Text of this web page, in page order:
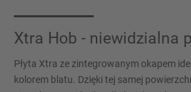
Xtra Hob - niewidzialna
Płyta Xtra ze zintegrowanym okapem
kolorem blatu. Dzięki tej samej